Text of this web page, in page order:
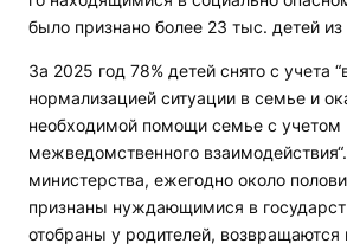
было признано более 23 тыс. детей
За 2025 год 78% детей снято с учета
нормализацией ситуации в семье и
необходимой помощи семье с учетом
межведомственного
министерства, ежегодно около
признаны нуждающимися в
отобраны у родителей, возвращаются